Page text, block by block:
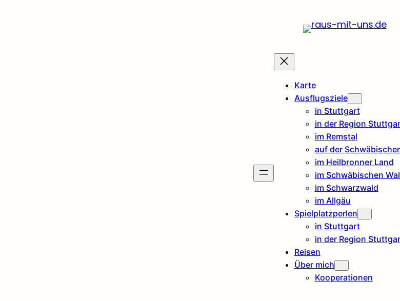
Karte
Ausflugsziele
in Stuttgart
in der Region
im Remstal
auf der
im Heilbronner Land
im Schwäbischen
im Schwarzwald
im Allgäu
Spielplatzperlen
in Stuttgart
in der Region
Reisen
Über mich
Kooperationen